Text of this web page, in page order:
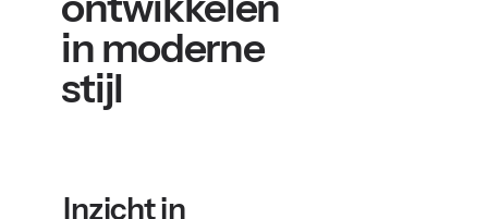
in moderne
stijl
Inzicht in